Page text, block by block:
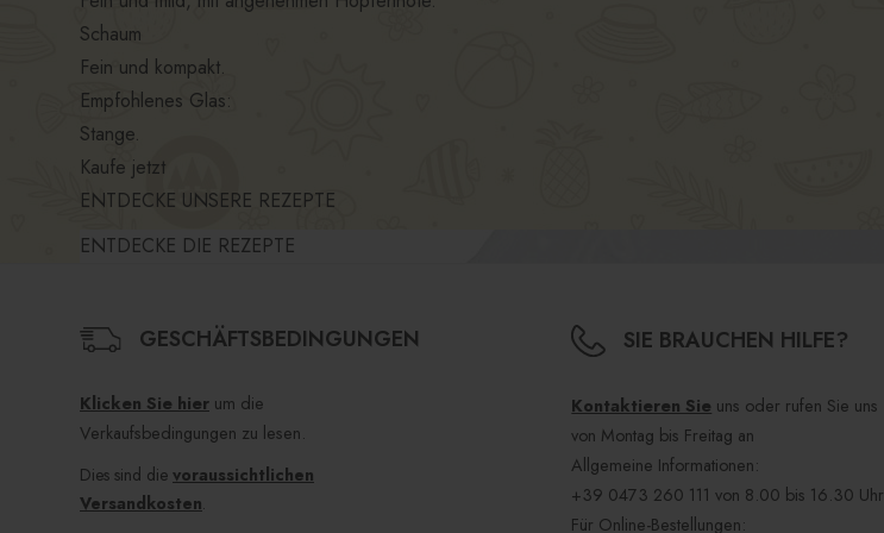
Schaum
Fein und kompakt.
Empfohlenes Glas:
Stange.
Kaufe jetzt
ENTDECKE UNSERE REZEPTE
ENTDECKE DIE REZEPTE
GESCHÄFTSBEDINGUNGEN
Klicken Sie hier um die
Verkaufsbedingungen zu lesen.
Dies sind die voraussichtlichen
Versandkosten.
SIE BRAUCHEN HILFE?
Kontaktieren Sie uns oder rufen Sie uns
von Montag bis Freitag an
Allgemeine Informationen:
+39 0473 260 111 von 8.00 bis 16.30 Uhr
Für Online-Bestellungen: